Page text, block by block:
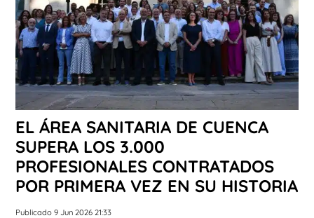
EL ÁREA SANITARIA DE CUENCA
SUPERA LOS 3.000
PROFESIONALES CONTRATADOS
POR PRIMERA VEZ EN SU HISTORIA
Publicado 9 Jun 2026 21:33